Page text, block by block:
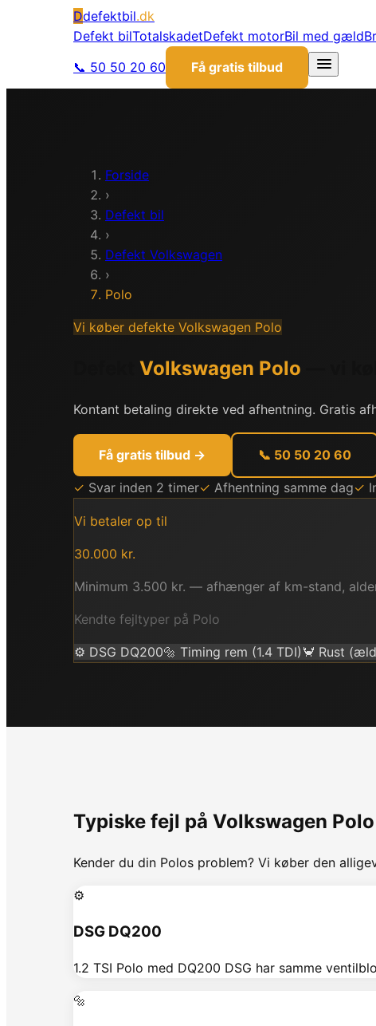
Ddefektbil.dk
Defekt bilTotalskadetDefekt motorBil med gæld
📞 50 50 20 60
Få gratis tilbud
Forside
›
Defekt bil
›
Defekt Volkswagen
›
Polo
Vi køber defekte Volkswagen Polo
Volkswagen Polo
Kontant betaling direkte ved afhentning. Gratis
Få gratis tilbud → 📞 50 50 20 60
✓ Svar inden 2 timer✓ Afhentning samme dag✓
Vi betaler op til
30.000 kr.
Minimum 3.500 kr. — afhænger af km-stand,
Kendte fejltyper på Polo
⚙️ DSG DQ200🔩 Timing rem (1.4 TDI) 🦀 Rust
Typiske fejl på Volkswagen Polo
Kender du din Polos problem? Vi køber den
⚙️
DSG DQ200
1.2 TSI Polo med DQ200 DSG har samme
🔩